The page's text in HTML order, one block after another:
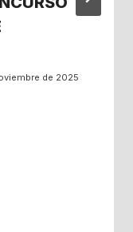
de 2025